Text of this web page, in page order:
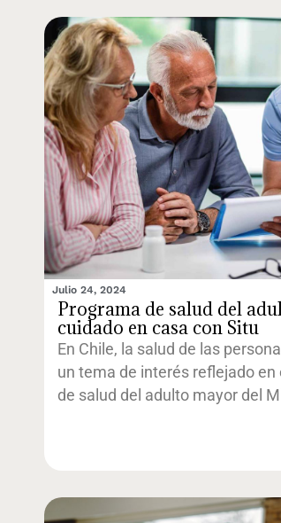
Julio 24, 2024
Programa de salud del
cuidado en casa con Situ
En Chile, la salud de las
un tema de interés reflejado en
de salud del adulto mayor del